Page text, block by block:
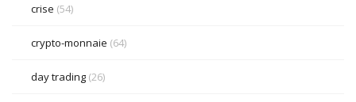
crise (54)
crypto-monnaie (64)
day trading (26)